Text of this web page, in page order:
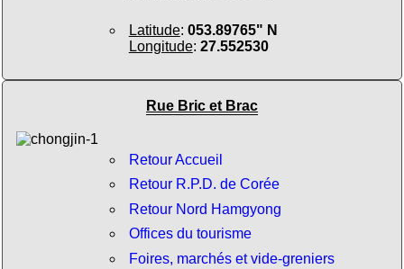
Latitude: 053.89765" N
Longitude: 27.552530
Rue Bric et Brac
Retour Accueil
Retour R.P.D. de Corée
Retour Nord Hamgyong
Offices du tourisme
Foires, marchés et vide-greniers